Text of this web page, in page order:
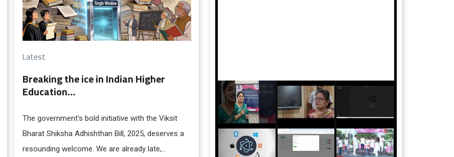
Latest
Breaking the ice in Indian Higher
Education…
The government's bold initiative with the Viksit
Bharat Shiksha Adhishthan Bill, 2025, deserves a
resounding welcome. We are already late,